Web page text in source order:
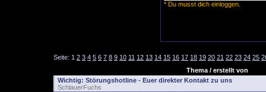
* Du musst dich einloggen.
Seite: 1 2 3 4 5 6 7 8 9 10 11 12 13 14 15 16 17 18 19 20 21 22 23 24 25
Thema / erstellt von
Wichtig: Störungshotline - Euer direkter Kontakt zu uns
SchlauerFuchs